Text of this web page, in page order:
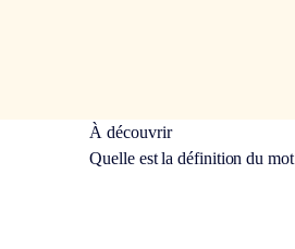
À découvrir
Quelle est la définition du mot